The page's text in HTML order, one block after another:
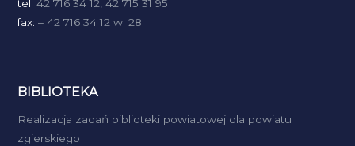
tel: 42 716 34 12, 42 715 31 95
fax: – 42 716 34 12 w. 28
BIBLIOTEKA
Realizacja zadań biblioteki powiatowej dla powiatu
zgierskiego